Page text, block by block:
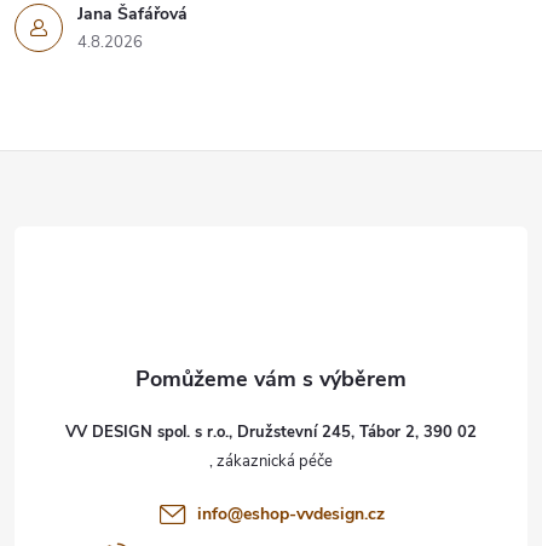
Jana Šafářová
4.8.2026
VV DESIGN spol. s r.o., Družstevní 245, Tábor 2, 390 02
info@eshop-vvdesign.cz